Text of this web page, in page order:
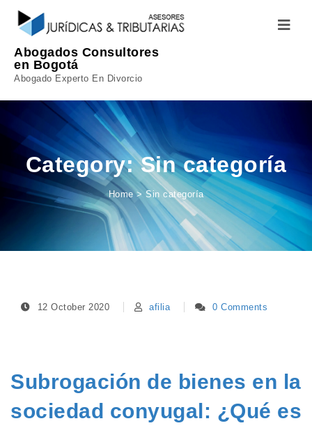
Abogados Consultores
en Bogotá
Abogado Experto En Divorcio
Toggle
Category:Sin categoría
Home> Sin categoría
12 October 2020 afilia 0 Comments
Subrogación de bienes en la
sociedad conyugal: ¿Qué es